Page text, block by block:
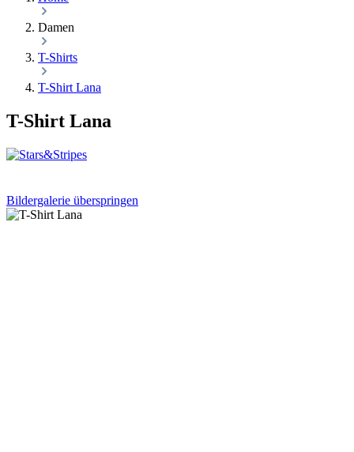
Damen
T-Shirts
T-Shirt Lana
T-Shirt Lana
Bildergalerie überspringen